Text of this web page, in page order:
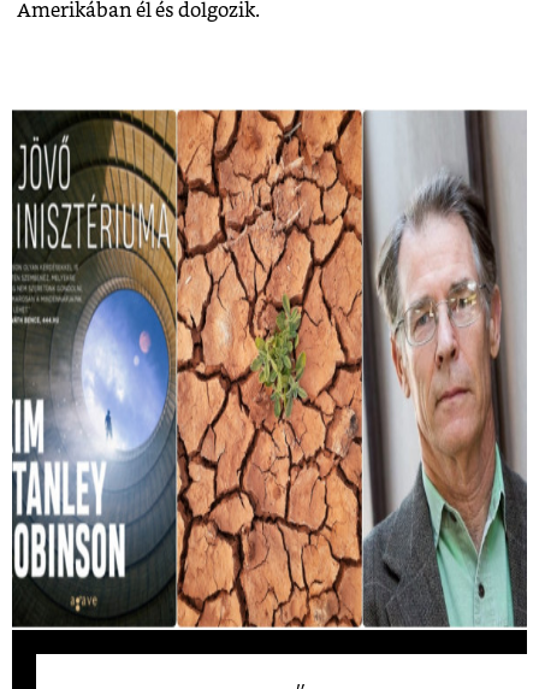
Amerikában él és dolgozik.
Ez a könyv megjósolta, hogy mit okoznak
a hőhullámok
A Magyarországot sújtó hőség miatt egyre többször jut
eszünkbe Kim Stanley Robinson A Jövő Minisztériuma
című regénye.